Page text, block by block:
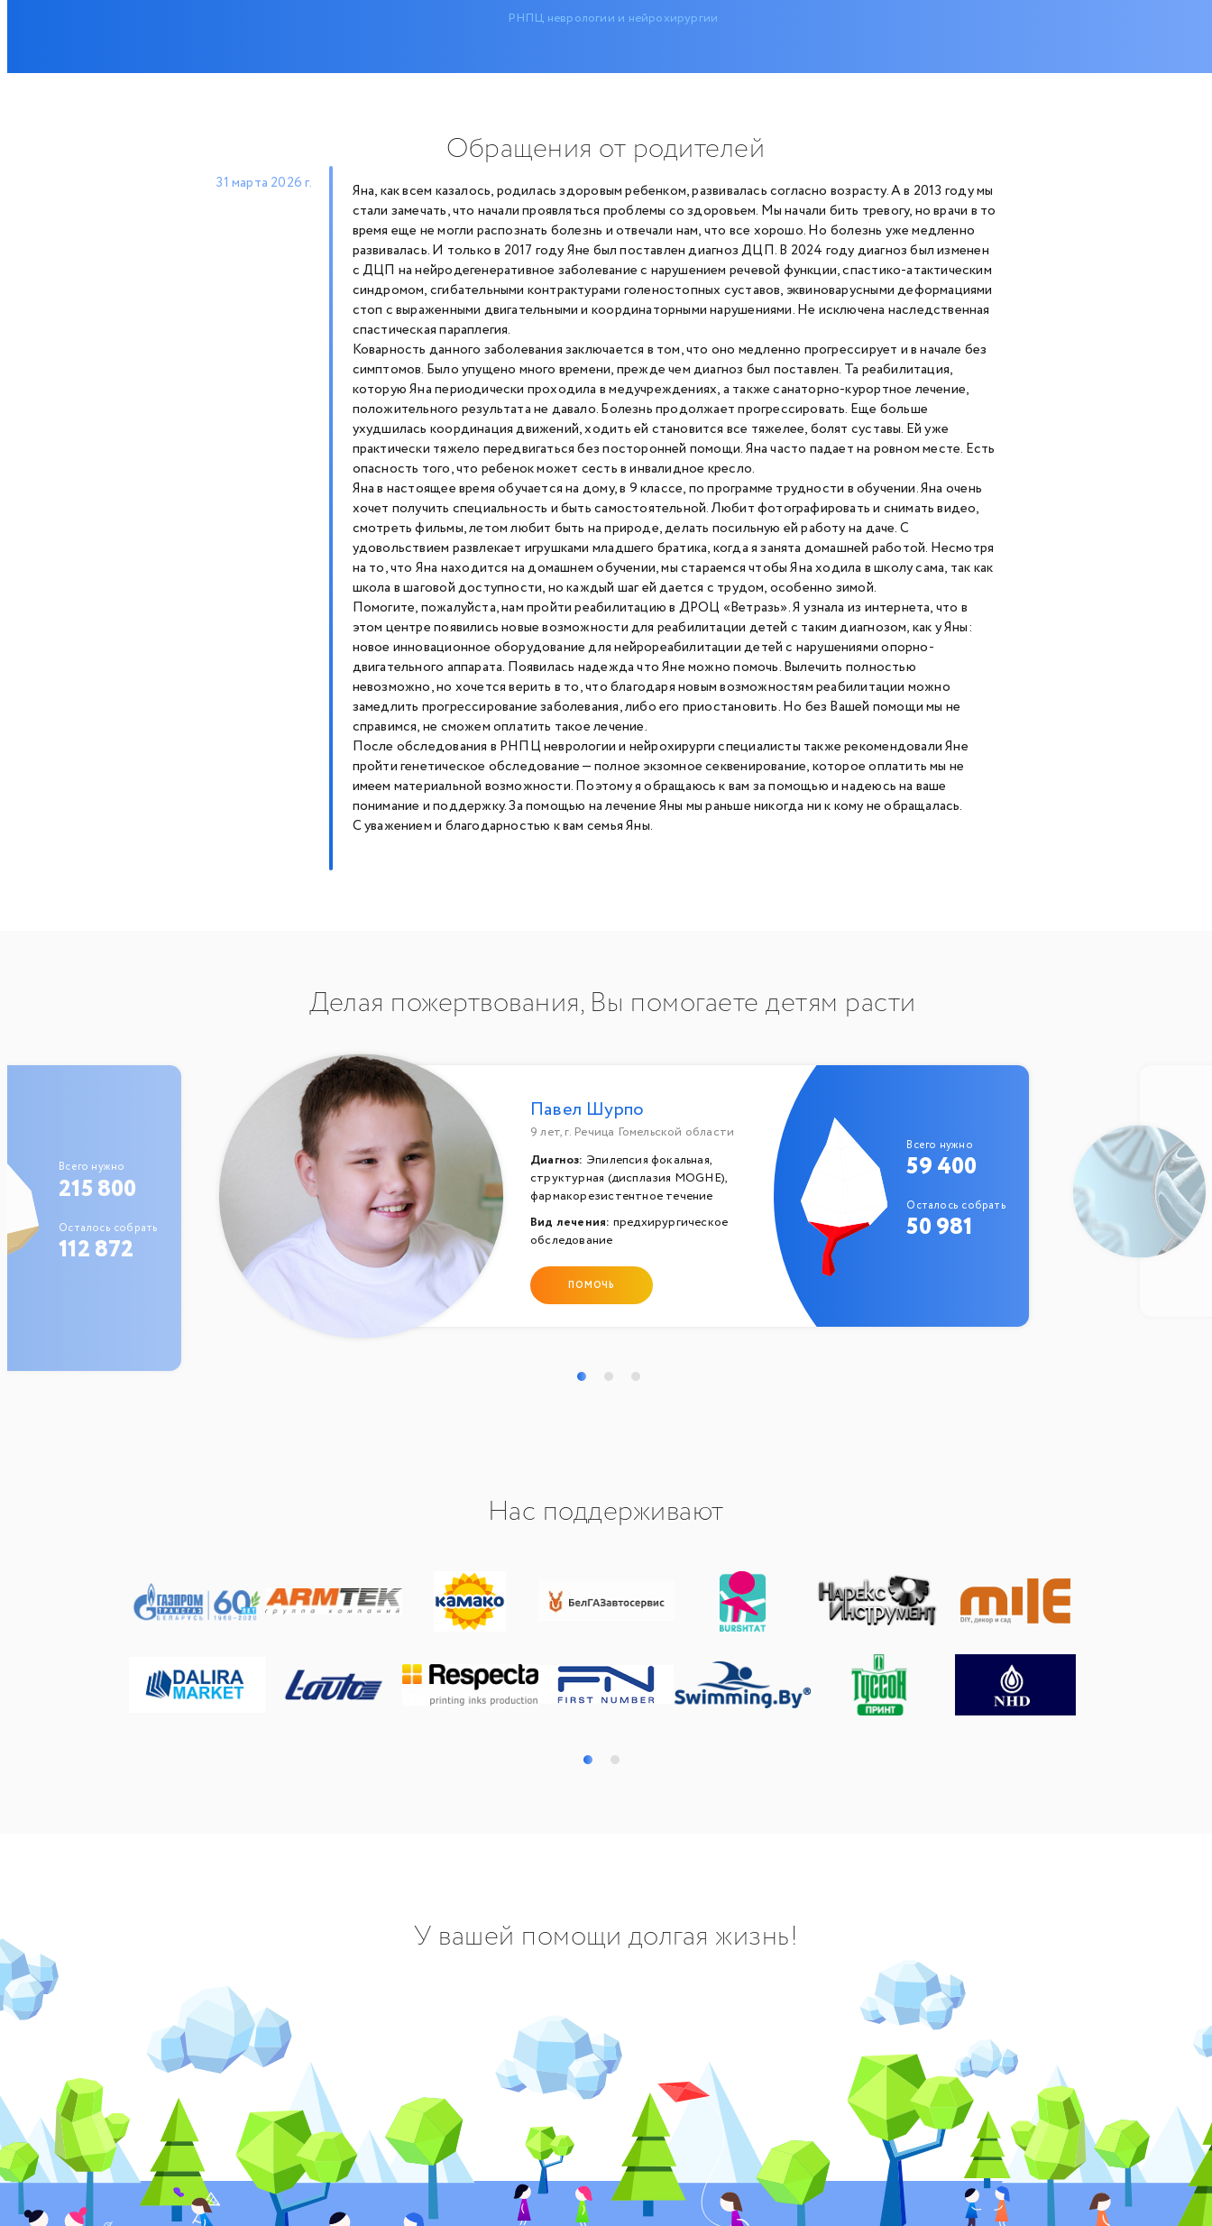
РНПЦ неврологии и нейрохирургии
Обращения от родителей
31 марта 2026 г.
Яна, как всем казалось, родилась здоровым ребенком, развивалась согласно возрасту. А в 2013 году мы
стали замечать, что начали проявляться проблемы со здоровьем. Мы начали бить тревогу, но врачи в то
время еще не могли распознать болезнь и отвечали нам, что все хорошо. Но болезнь уже медленно
развивалась. И только в 2017 году Яне был поставлен диагноз ДЦП. В 2024 году диагноз был изменен
с ДЦП на нейродегенеративное заболевание с нарушением речевой функции, спастико-атактическим
синдромом, сгибательными контрактурами голеностопных суставов, эквиноварусными деформациями
стоп с выраженными двигательными и координаторными нарушениями. Не исключена наследственная
спастическая параплегия.
Коварность данного заболевания заключается в том, что оно медленно прогрессирует и в начале без
симптомов. Было упущено много времени, прежде чем диагноз был поставлен. Та реабилитация,
которую Яна периодически проходила в медучреждениях, а также санаторно-курортное лечение,
положительного результата не давало. Болезнь продолжает прогрессировать. Еще больше
ухудшилась координация движений, ходить ей становится все тяжелее, болят суставы. Ей уже
практически тяжело передвигаться без посторонней помощи. Яна часто падает на ровном месте. Есть
опасность того, что ребенок может сесть в инвалидное кресло.
Яна в настоящее время обучается на дому, в 9 классе, по программе трудности в обучении. Яна очень
хочет получить специальность и быть самостоятельной. Любит фотографировать и снимать видео,
смотреть фильмы, летом любит быть на природе, делать посильную ей работу на даче. С
удовольствием развлекает игрушками младшего братика, когда я занята домашней работой. Несмотря
на то, что Яна находится на домашнем обучении, мы стараемся чтобы Яна ходила в школу сама, так как
школа в шаговой доступности, но каждый шаг ей дается с трудом, особенно зимой.
Помогите, пожалуйста, нам пройти реабилитацию в ДРОЦ «Ветразь». Я узнала из интернета, что в
этом центре появились новые возможности для реабилитации детей с таким диагнозом, как у Яны:
новое инновационное оборудование для нейрореабилитации детей с нарушениями опорно-
двигательного аппарата. Появилась надежда что Яне можно помочь. Вылечить полностью
невозможно, но хочется верить в то, что благодаря новым возможностям реабилитации можно
замедлить прогрессирование заболевания, либо его приостановить. Но без Вашей помощи мы не
справимся, не сможем оплатить такое лечение.
После обследования в РНПЦ неврологии и нейрохирурги специалисты также рекомендовали Яне
пройти генетическое обследование — полное экзомное секвенирование, которое оплатить мы не
имеем материальной возможности. Поэтому я обращаюсь к вам за помощью и надеюсь на ваше
понимание и поддержку. За помощью на лечение Яны мы раньше никогда ни к кому не обращалась.
С уважением и благодарностью к вам семья Яны.
Делая пожертвования, Вы помогаете детям расти
Всего нужно
215 800
Осталось собрать
112 872
Павел Шурпо
9 лет, г. Речица Гомельской области
Диагноз: Эпилепсия фокальная,
структурная (дисплазия MOGHE),
фармакорезистентное течение
Вид лечения: предхирургическое
обследование
ПОМОЧЬ
Всего нужно
59 400
Осталось собрать
50 981
Нас поддерживают
У вашей помощи долгая жизнь!